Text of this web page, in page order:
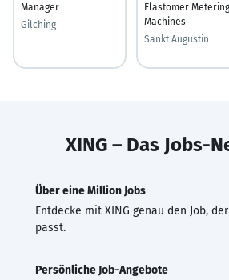
Manager
Gilching
Elastomer Metering
Machines
Sankt Augustin
XING – Das Jobs-
Über eine Million Jobs
Entdecke mit XING genau den Job,
passt.
Persönliche Job-Angebote